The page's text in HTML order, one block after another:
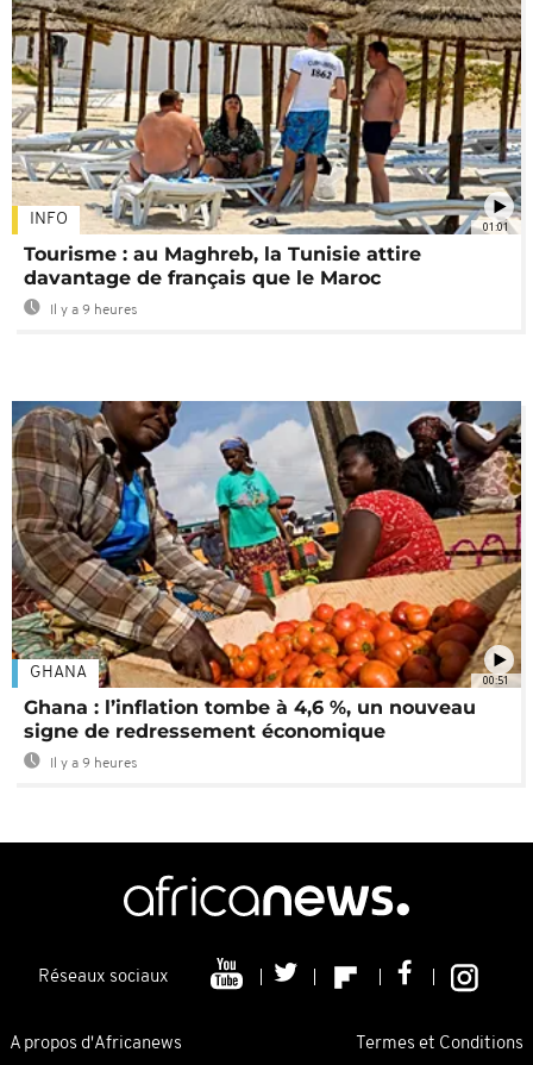
01:01
INFO
Tourisme : au Maghreb, la Tunisie attire
davantage de français que le Maroc
Il y a 9 heures
00:51
GHANA
Ghana : l’inflation tombe à 4,6 %, un nouveau
signe de redressement économique
Il y a 9 heures
Réseaux sociaux
A propos d'Africanews Termes et Conditions